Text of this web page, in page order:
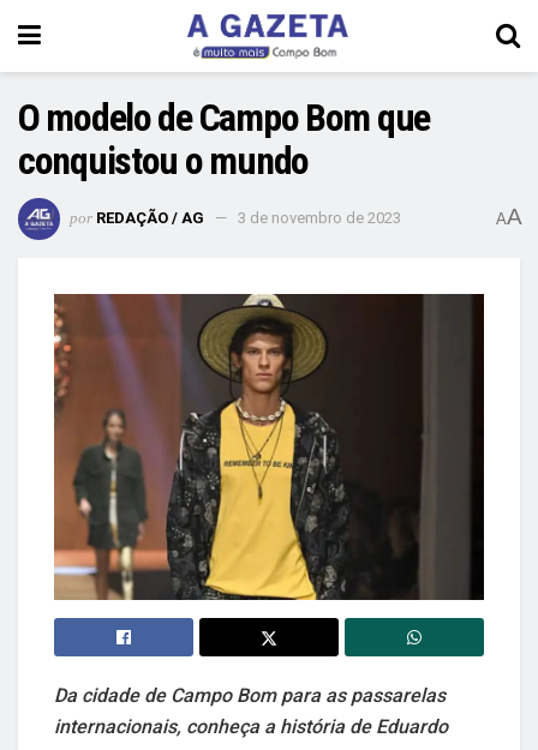
O modelo de Campo Bom que
conquistou o mundo
por REDAÇÃO / AG 3 de novembro de 2023 AA
Da cidade de Campo Bom para as passarelas
internacionais, conheça a história de Eduardo